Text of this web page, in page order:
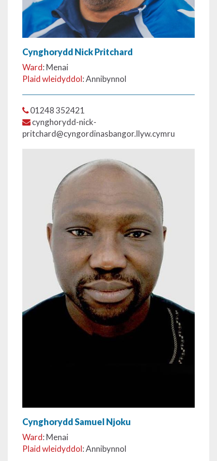
Cynghorydd Nick Pritchard
Ward: Menai
Plaid wleidyddol: Annibynnol
01248 352421
cynghorydd-nick-
pritchard@cyngordinasbangor.llyw.cymru
Cynghorydd Samuel Njoku
Ward: Menai
Plaid wleidyddol: Annibynnol